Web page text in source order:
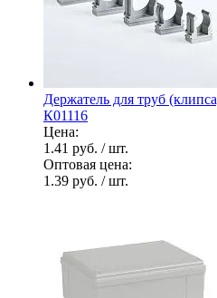
Держатель для труб
К01116
Цена:
1.41 руб. / шт.
Оптовая цена:
1.39 руб. / шт.